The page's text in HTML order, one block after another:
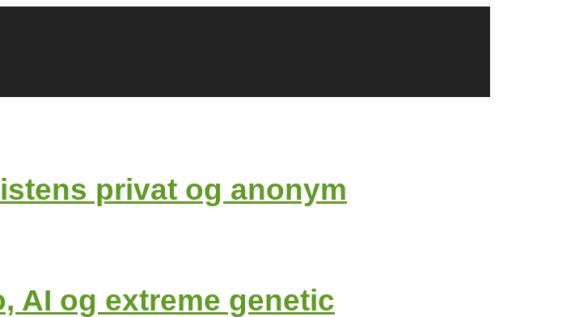
privat og anonym
AI og extreme genetic